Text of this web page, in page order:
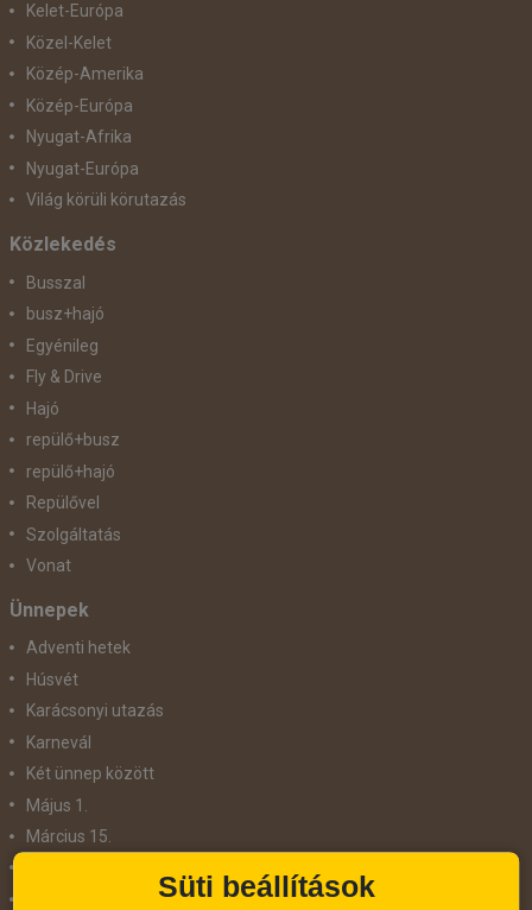
Kelet-Európa
Közel-Kelet
Közép-Amerika
Közép-Európa
Nyugat-Afrika
Nyugat-Európa
Világ körüli körutazás
Közlekedés
Busszal
busz+hajó
Egyénileg
Fly & Drive
Hajó
repülő+busz
repülő+hajó
Repülővel
Szolgáltatás
Vonat
Ünnepek
Adventi hetek
Húsvét
Karácsonyi utazás
Karnevál
Két ünnep között
Május 1.
Március 15.
Süti beállítások